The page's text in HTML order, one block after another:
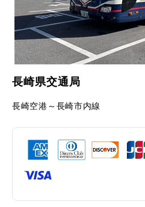
長崎県交通局
長崎空港～長崎市内線